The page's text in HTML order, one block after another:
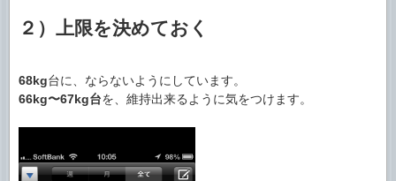
２）上限を決めておく
68kg台に、ならないようにしています。
66kg〜67kg台を、維持出来るように気をつけます。